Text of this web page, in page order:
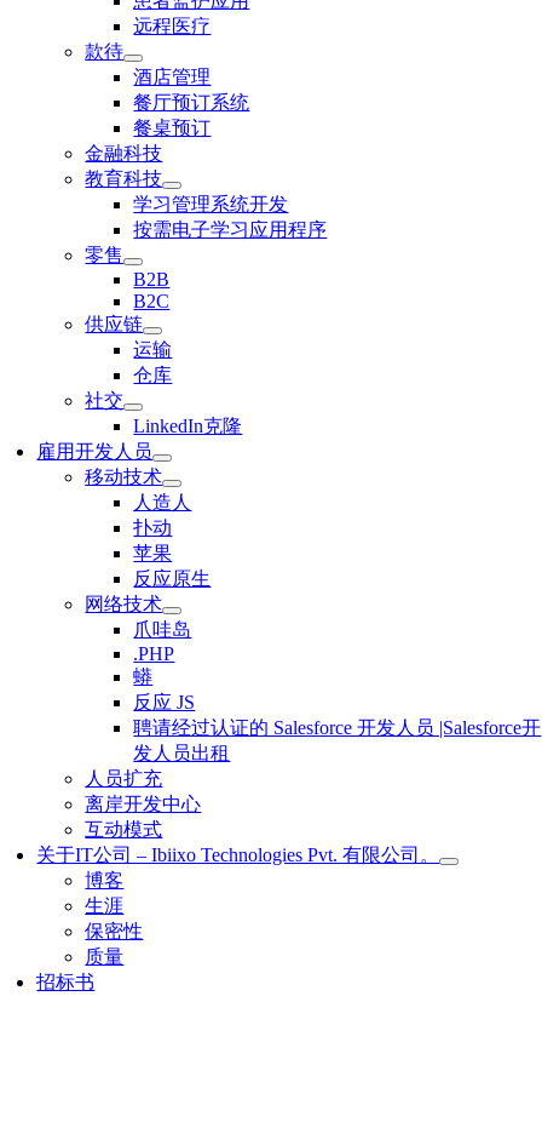
远程医疗
款待
酒店管理
餐厅预订系统
餐桌预订
金融科技
教育科技
学习管理系统开发
按需电子学习应用程序
零售
B2B
B2C
供应链
运输
仓库
社交
LinkedIn克隆
雇用开发人员
移动技术
人造人
扑动
苹果
反应原生
网络技术
爪哇岛
.PHP
蟒
反应 JS
聘请经过认证的 Salesforce 开发人员 |Salesforce开
发人员出租
人员扩充
离岸开发中心
互动模式
关于IT公司 – Ibiixo Technologies Pvt. 有限公司。
博客
生涯
保密性
质量
招标书